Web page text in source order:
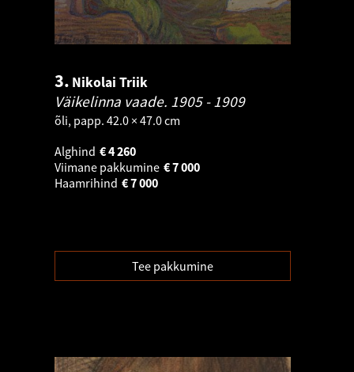
3. Nikolai Triik
Väikelinna vaade. 1905 - 1909
õli, papp. 42.0 × 47.0 cm
Alghind
4 260
€
Viimane pakkumine
7 000
€
Haamrihind
7 000
€
Tee pakkumine